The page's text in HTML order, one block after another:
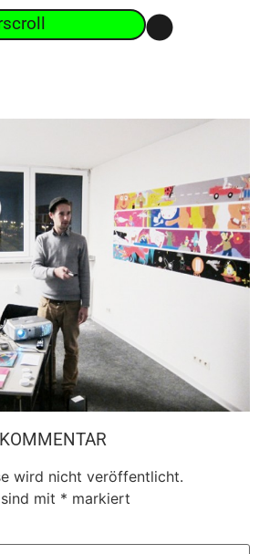
wird nicht veröffentlicht.
mit * markiert